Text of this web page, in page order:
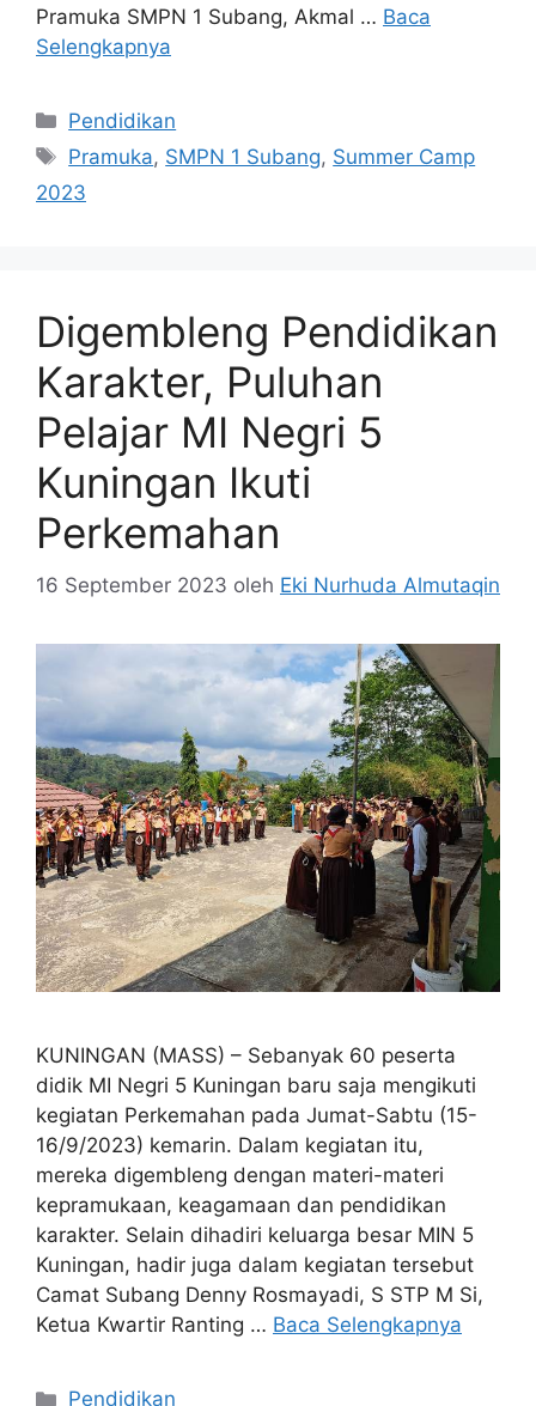
Pramuka SMPN 1 Subang, Akmal … Baca
Selengkapnya
Kategori
Pendidikan
Tag
Pramuka, SMPN 1 Subang, Summer Camp
2023
Digembleng Pendidikan
Karakter, Puluhan
Pelajar MI Negri 5
Kuningan Ikuti
Perkemahan
16 September 2023 oleh Eki Nurhuda Almutaqin
KUNINGAN (MASS) – Sebanyak 60 peserta
didik MI Negri 5 Kuningan baru saja mengikuti
kegiatan Perkemahan pada Jumat-Sabtu (15-
16/9/2023) kemarin. Dalam kegiatan itu,
mereka digembleng dengan materi-materi
kepramukaan, keagamaan dan pendidikan
karakter. Selain dihadiri keluarga besar MIN 5
Kuningan, hadir juga dalam kegiatan tersebut
Camat Subang Denny Rosmayadi, S STP M Si,
Ketua Kwartir Ranting … Baca Selengkapnya
Kategori
Pendidikan